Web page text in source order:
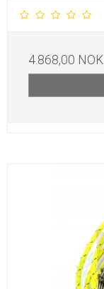
4.868,00 NOK